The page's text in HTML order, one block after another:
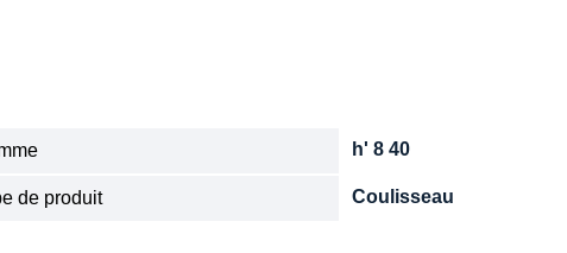
h' 8 40
de produit Coulisseau